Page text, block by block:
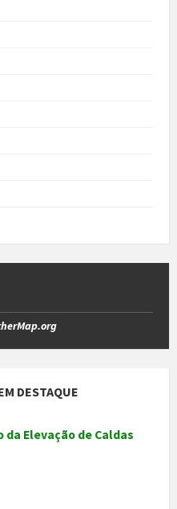
DESTAQUE
da Elevação de Caldas